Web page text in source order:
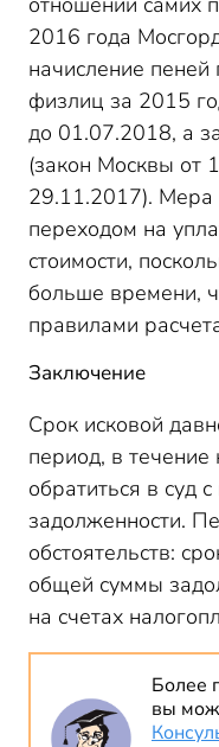
2016 года
начисление
физлиц за 2015
до 01.07.2018, а
(закон Москвы от
29.11.2017). Мера
переходом на
стоимости,
больше времени,
правилами
Заключение
Срок исковой
период, в
обратиться в суд
задолженности.
обстоятельств:
общей суммы
на счетах
Более
вы